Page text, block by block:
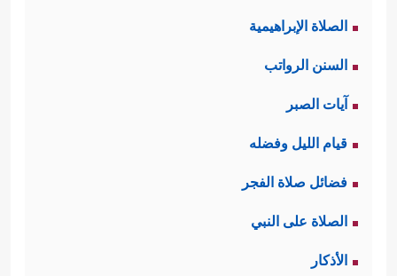
الصلاة الإبراهيمية
السنن الرواتب
آيات الصبر
قيام الليل وفضله
فضائل صلاة الفجر
الصلاة على النبي
الأذكار